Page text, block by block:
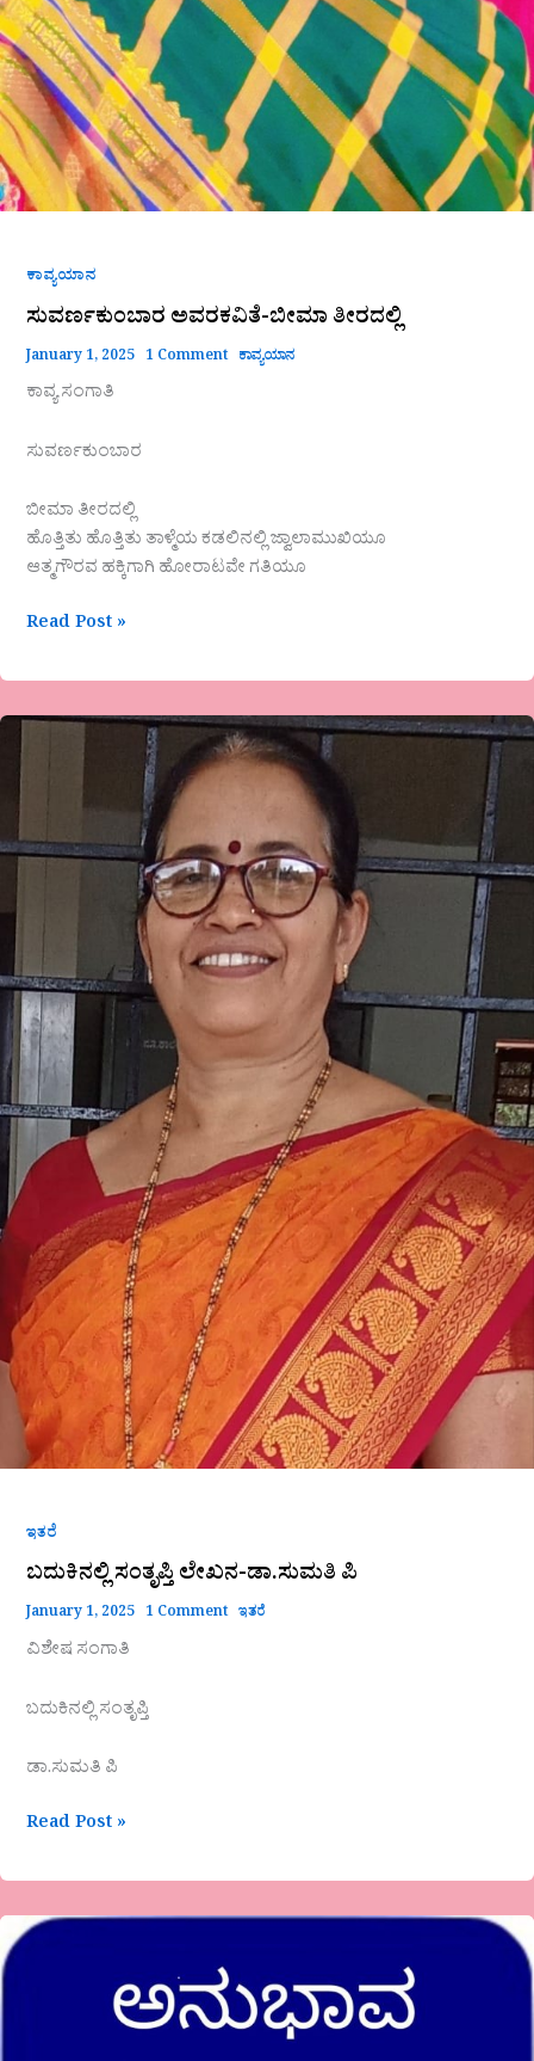
ಕಾವ್ಯಯಾನ
ಸುವರ್ಣಕುಂಬಾರ ಅವರಕವಿತೆ-ಬೀಮಾ ತೀರದಲ್ಲಿ
January 1, 2025 1 Comment ಕಾವ್ಯಯಾನ
ಕಾವ್ಯ ಸಂಗಾತಿ
ಸುವರ್ಣಕುಂಬಾರ
ಬೀಮಾ ತೀರದಲ್ಲಿ
ಹೊತ್ತಿತು ಹೊತ್ತಿತು ತಾಳ್ಮೆಯ ಕಡಲಿನಲ್ಲಿ ಜ್ವಾಲಾಮುಖಿಯೂ
ಆತ್ಮಗೌರವ ಹಕ್ಕಿಗಾಗಿ ಹೋರಾಟವೇ ಗತಿಯೂ
Read Post »
ಇತರೆ
ಬದುಕಿನಲ್ಲಿ ಸಂತೃಪ್ತಿ ಲೇಖನ-ಡಾ.ಸುಮತಿ ಪಿ
January 1, 2025 1 Comment ಇತರೆ
ವಿಶೇಷ ಸಂಗಾತಿ
ಬದುಕಿನಲ್ಲಿ ಸಂತೃಪ್ತಿ
ಡಾ.ಸುಮತಿ ಪಿ
ಬದುಕಿನಲ್ಲಿ
ಡಾ.ಸುಮತಿ
ಪಿ
Read Post »